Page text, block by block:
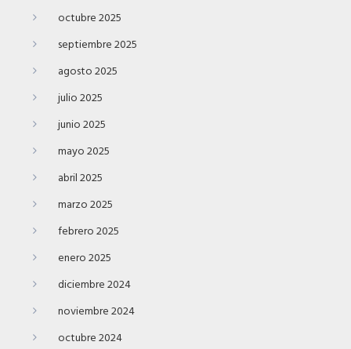
octubre 2025
septiembre 2025
agosto 2025
julio 2025
junio 2025
mayo 2025
abril 2025
marzo 2025
febrero 2025
enero 2025
diciembre 2024
noviembre 2024
octubre 2024